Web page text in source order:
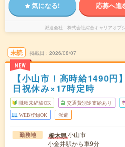
気になる! 応募へ進
派遣会社 株式会社綜合キャリアオプ
未読
NEW
掲載日 2026/08/07
【小山市！高時給1490円
日祝休み×17時定時
職種未経験OK 交通費別途支給あり
WEB登録OK 派遣
勤務地 栃木県小山市
小金井駅から車9分